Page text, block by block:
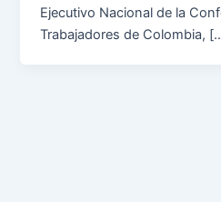
Ejecutivo Nacional de la
Trabajadores de Colombia,